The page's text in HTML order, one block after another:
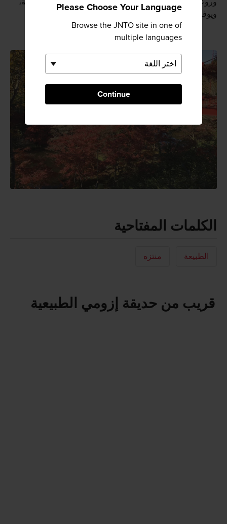
Please Choose Your Language
Browse the JNTO site in one of
multiple languages
Continue
وروعة. ويمتد جسر إزومي المعلق بطول 65 مترًا فوق البِركة،
ويوفر إطلالات خلابة على الحديقة.
الكلمات المفتاحية
الطبيعة منتزه
قريب من حديقة إزومي الطبيعية